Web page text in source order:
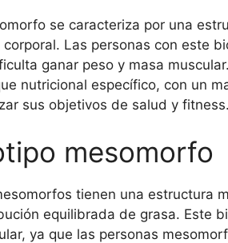
se caracteriza por una
corporal. Las personas con este
ganar peso y masa
nutricional específico, con un
sus objetivos de salud y fitness.
mesomorfo
tienen una estructura
equilibrada de grasa. Este
ya que las personas